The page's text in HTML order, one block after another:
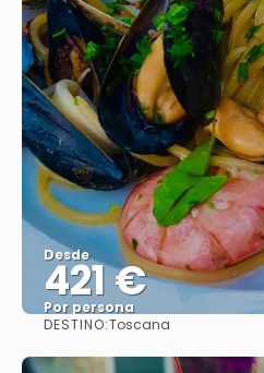
Desde
421 €
Por persona
DESTINO:Toscana